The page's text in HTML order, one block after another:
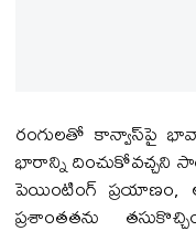
రంగులతో కాన్వాస్‌పై
భారాన్ని దించుకోవచ్చని
పెయింటింగ్ ప్రయాణం,
ప్రశాంతతను